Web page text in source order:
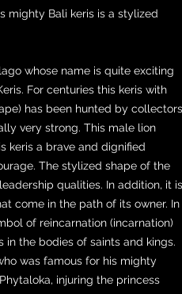
mighty Bali keris is a stylized
whose name is quite exciting
For centuries this keris with
has been hunted by collectors
very strong. This male lion
keris a brave and dignified
The stylized shape of the
qualities. In addition, it is
come in the path of its owner. In
of reincarnation (incarnation)
the bodies of saints and kings.
was famous for his mighty
injuring the princess